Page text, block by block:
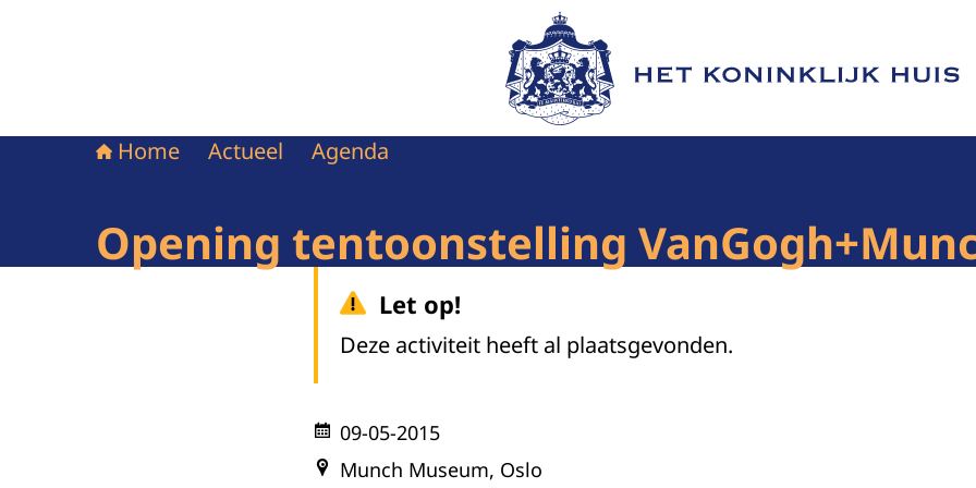
Naar de homepage van Het Koninklijk Huis
Home Actueel Agenda
Opening tentoonstelling
Let op!
Deze activiteit heeft al plaatsgevonden.
09-05-2015
Munch Museum, Oslo